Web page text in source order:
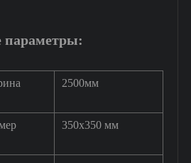
параметры:
2500мм
350x350 мм